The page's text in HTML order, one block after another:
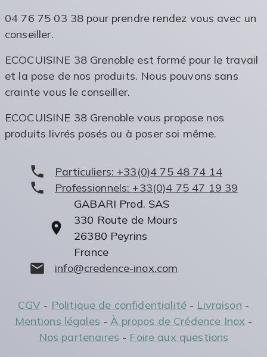
04 76 75 03 38 pour prendre rendez vous avec un
conseiller.
ECOCUISINE 38 Grenoble est formé pour le travail
et la pose de nos produits. Nous pouvons sans
crainte vous le conseiller.
ECOCUISINE 38 Grenoble vous propose nos
produits livrés posés ou à poser soi même.
Particuliers: +33(0)4 75 48 74 14
Professionnels: +33(0)4 75 47 19 39
GABARI Prod. SAS
330 Route de Mours
26380 Peyrins
France
info@credence-inox.com
CGV - Politique de confidentialité- Livraison -
Mentions légales -À propos de Crédence Inox -
Nos partenaires - Foire aux questions